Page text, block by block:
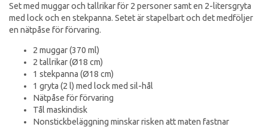
Set med muggar och tallrikar för 2 personer samt en 2-litersgryta
med lock och en stekpanna. Setet är stapelbart och det medföljer
en nätpåse för förvaring.
2 muggar (370 ml)
2 tallrikar (Ø18 cm)
1 stekpanna (Ø18 cm)
1 gryta (2 l) med lock med sil-hål
Nätpåse för förvaring
Tål maskindisk
Nonstickbeläggning minskar risken att maten fastnar